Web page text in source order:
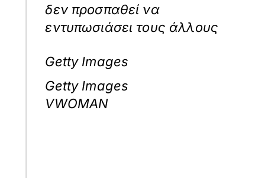
δεν προσπαθεί να
εντυπωσιάσει τους άλλους
Getty Images
Getty Images
VWOMAN